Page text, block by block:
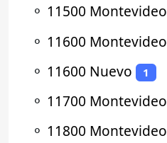
⚬ 11500 Montevideo
⚬ 11600 Montevideo
⚬ 11600 Nuevo 1
⚬ 11700 Montevideo
⚬ 11800 Montevideo